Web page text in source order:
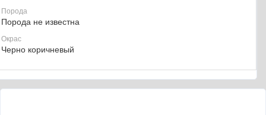
Порода
Порода не известна
Окрас
Черно коричневый